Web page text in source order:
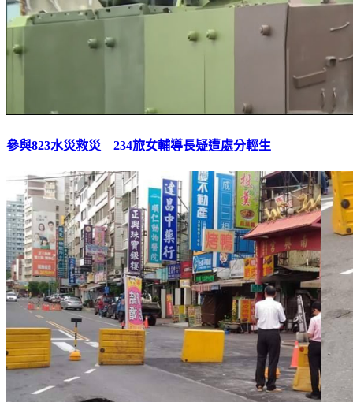
參與823水災救災 234旅女輔導長疑遭處分輕生